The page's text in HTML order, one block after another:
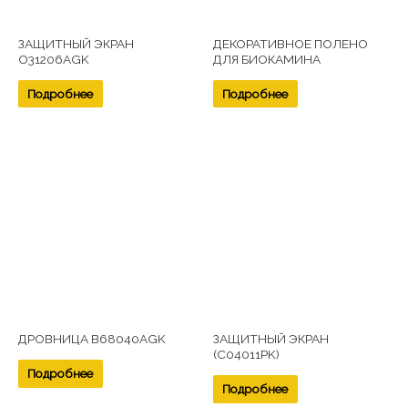
ЗАЩИТНЫЙ ЭКРАН
O31206AGK
Подробнее
ДЕКОРАТИВНОЕ ПОЛЕНО
ДЛЯ БИОКАМИНА
Подробнее
ДРОВНИЦА B68040AGK
Подробнее
ЗАЩИТНЫЙ ЭКРАН
(C04011PK)
Подробнее